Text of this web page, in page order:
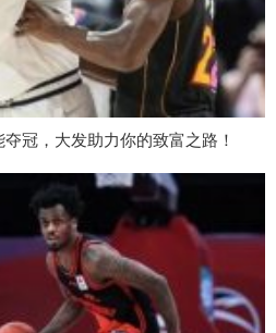
冠，大发助力你的致富之路！